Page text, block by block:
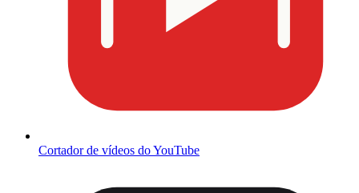
Cortador de vídeos do YouTube